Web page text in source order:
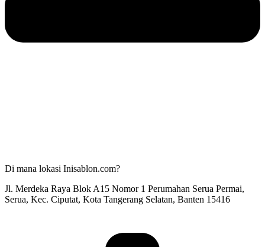
Di mana lokasi Inisablon.com?
Jl. Merdeka Raya Blok A15 Nomor 1 Perumahan Serua Permai,
Serua, Kec. Ciputat, Kota Tangerang Selatan, Banten 15416